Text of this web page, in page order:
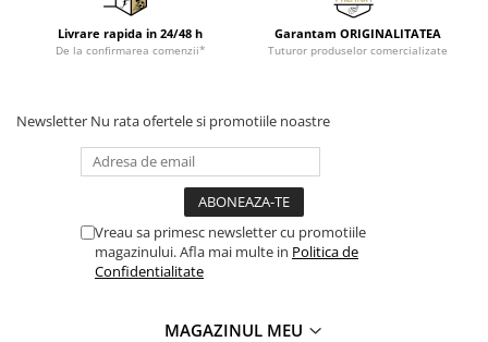
Livrare rapida in 24/48 h
De la confirmarea comenzii*
Garantam ORIGINALITATEA
Tuturor produselor comercializate
Newsletter Nu rata ofertele si promotiile noastre
Vreau sa primesc newsletter cu promotiile
magazinului. Afla mai multe in Politica de
Confidentialitate
MAGAZINUL MEU